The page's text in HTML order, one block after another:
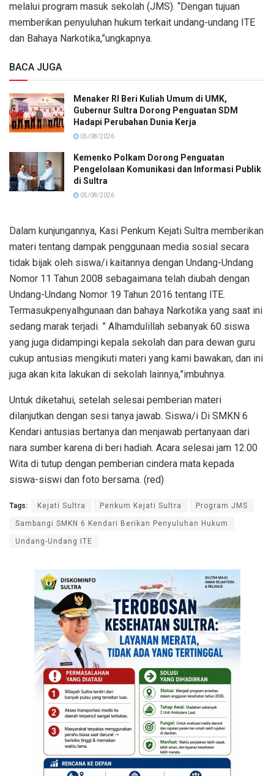
melalui program masuk sekolah (JMS). “Dengan tujuan
memberikan penyuluhan hukum terkait undang-undang ITE
dan Bahaya Narkotika,”ungkapnya.
BACA JUGA
Menaker RI Beri Kuliah Umum di UMK,
Gubernur Sultra Dorong Penguatan SDM
Hadapi Perubahan Dunia Kerja
05/08/2026
Kemenko Polkam Dorong Penguatan
Pengelolaan Komunikasi dan Informasi Publik
di Sultra
05/08/2026
Dalam kunjungannya, Kasi Penkum Kejati Sultra memberikan
materi tentang dampak penggunaan media sosial secara
tidak bijak oleh siswa/i kaitannya dengan Undang-Undang
Nomor 11 Tahun 2008 sebagaimana telah diubah dengan
Undang-Undang Nomor 19 Tahun 2016 tentang ITE.
Termasukpenyalhgunaan dan bahaya Narkotika yang saat ini
sedang marak terjadi. ” Alhamdulillah sebanyak 60 siswa
yang juga didampingi kepala sekolah dan para dewan guru
cukup antusias mengikuti materi yang kami bawakan, dan ini
juga akan kita lakukan di sekolah lainnya,”imbuhnya.
Untuk diketahui, setelah selesai pemberian materi
dilanjutkan dengan sesi tanya jawab. Siswa/i Di SMKN 6
Kendari antusias bertanya dan menjawab pertanyaan dari
nara sumber karena di beri hadiah. Acara selesai jam 12.00
Wita di tutup dengan pemberian cindera mata kepada
siswa-siswi dan foto bersama. (red)
Tags: Kejati Sultra Penkum Kejati Sultra Program JMS
Sambangi SMKN 6 Kendari Berikan Penyuluhan Hukum
Undang-Undang ITE